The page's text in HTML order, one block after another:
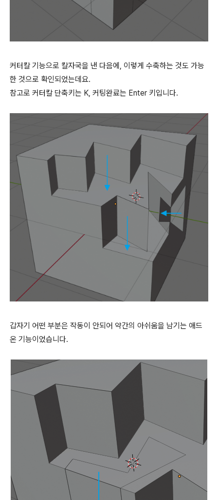
커터칼 기능으로 칼자국을 낸 다음에, 이렇게 수축하는 것도 가능
한 것으로 확인되었는데요.
참고로 커터칼 단축키는 K, 커팅완료는 Enter 키입니다.
갑자기 어떤 부분은 작동이 안되어 약간의 아쉬움을 남기는 애드
온 기능이었습니다.